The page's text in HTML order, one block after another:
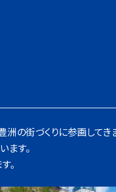
の街づくりに参画してき
ます。
。